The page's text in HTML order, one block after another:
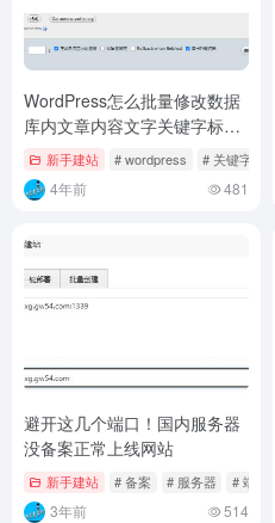
WordPress怎么批量修改数据
库内文章内容文字关键字标题
教程新手建站 # wordpress # 关键字
4年前 481
避开这几个端口！国内服务器
没备案正常上线网站
新手建站 # 备案 # 服务器 # 端口
3年前 514